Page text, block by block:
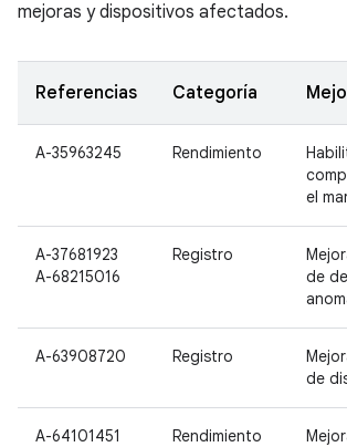
mejoras y dispositivos afectados.
Referencias Categoría
A-35963245 Rendimiento
el
A-37681923
A-68215016
Registro
de
A-63908720 Registro
de
A-64101451 Rendimiento